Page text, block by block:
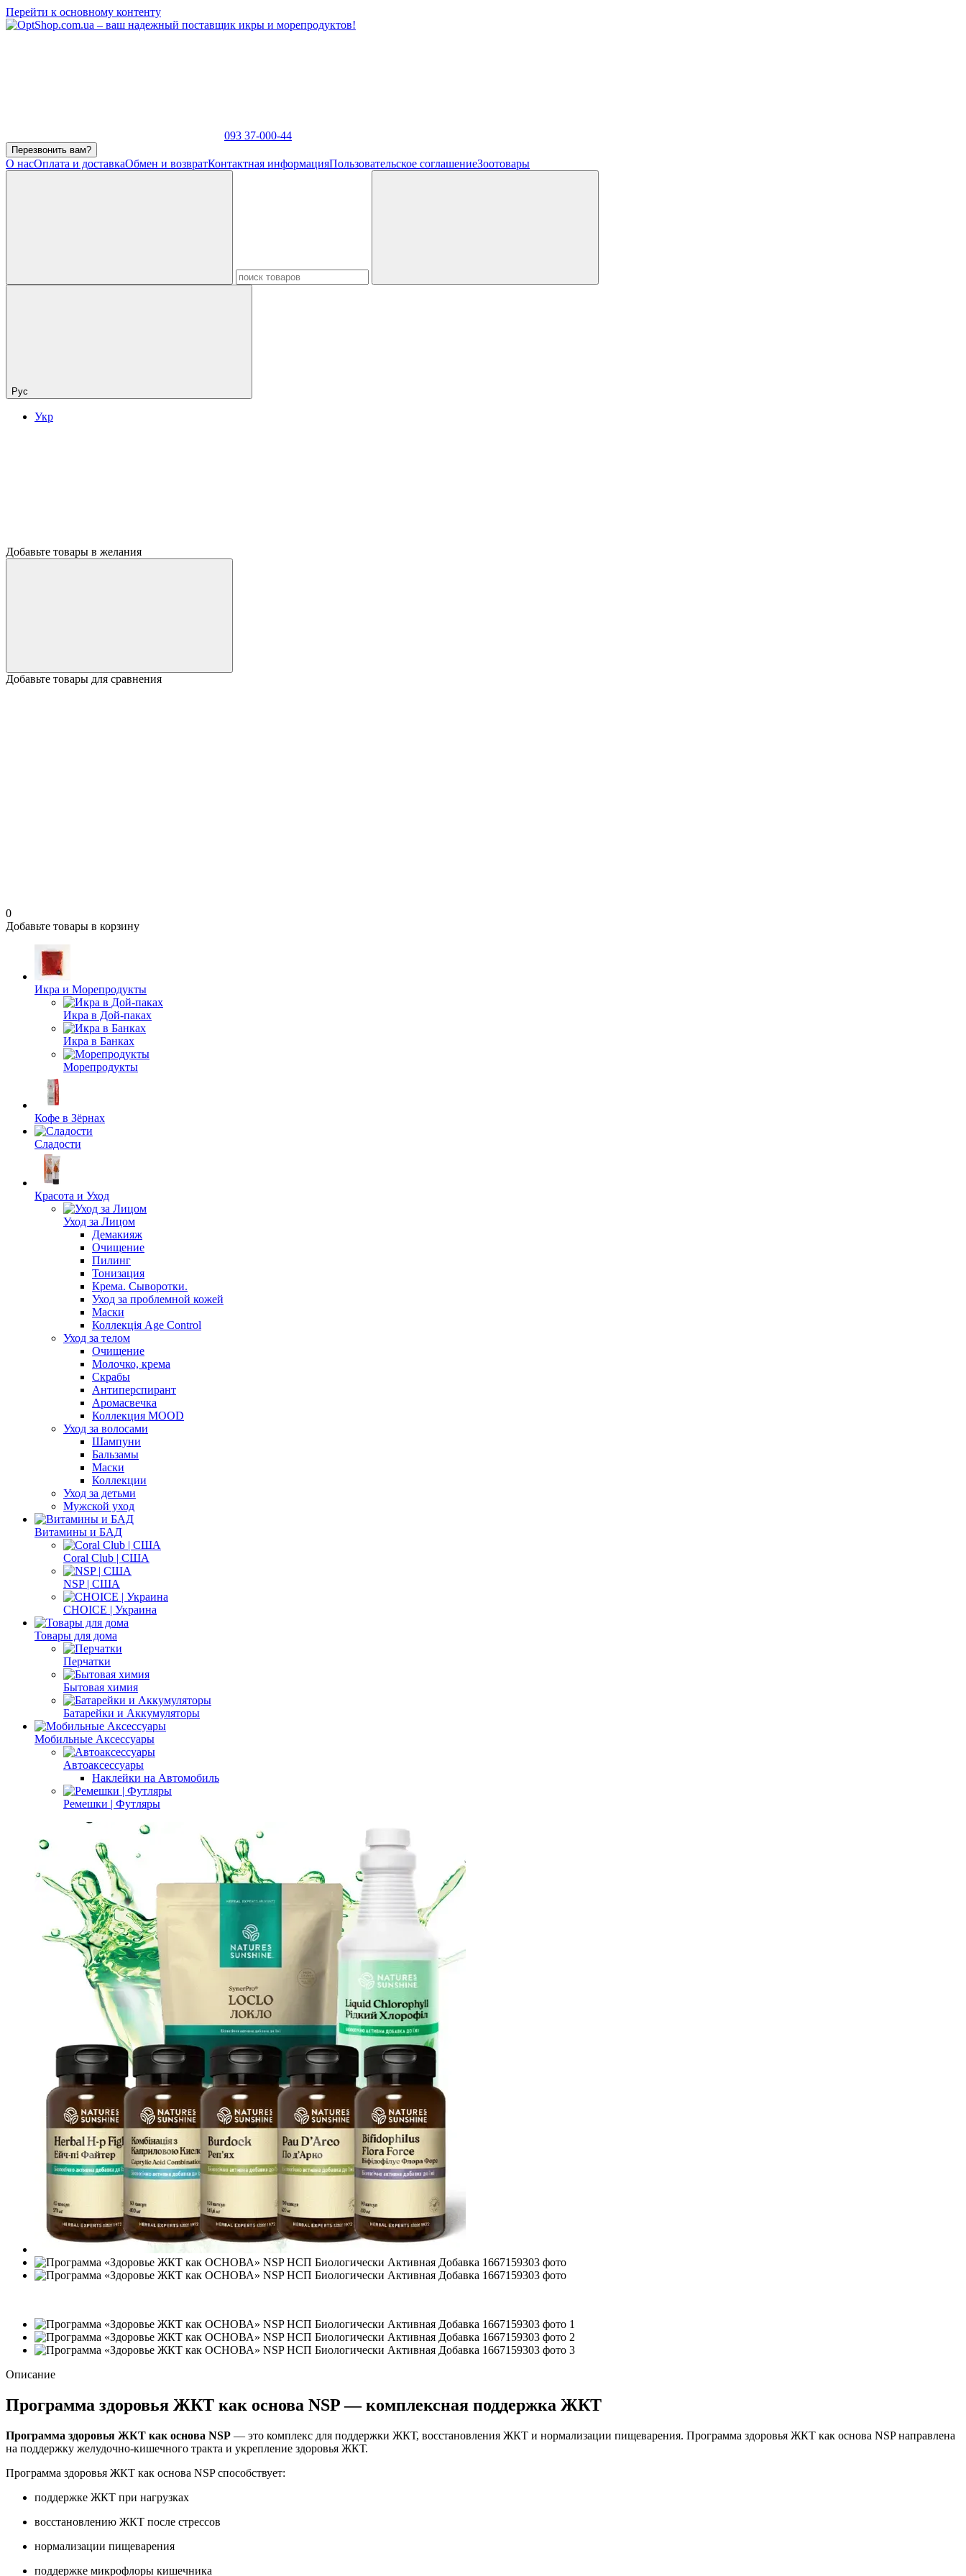
Перейти к основному контенту
093 37-000-44
Перезвонить вам?
О насОплата и доставкаОбмен и возвратКонтактная информацияПользовательское соглашениеЗоотовары
Рус
Укр
Добавьте товары в желания
Добавьте товары для сравнения
0
Добавьте товары в корзину
Икра и Морепродукты
Икра в Дой-паках
Икра в Банках
Морепродукты
Кофе в Зёрнах
Сладости
Красота и Уход
Уход за Лицом
Демакияж
Очищение
Пилинг
Тонизация
Крема. Сыворотки.
Уход за проблемной кожей
Маски
Коллекція Age Control
Уход за телом
Очищение
Молочко, крема
Скрабы
Антиперспирант
Аромасвечка
Коллекция MOOD
Уход за волосами
Шампуни
Бальзамы
Маски
Коллекции
Уход за детьми
Мужской уход
Витамины и БАД
Coral Club | США
NSP | США
CHOICE | Украина
Товары для дома
Перчатки
Бытовая химия
Батарейки и Аккумуляторы
Мобильные Аксессуары
Автоаксессуары
Наклейки на Автомобиль
Ремешки | Футляры
Описание
Программа здоровья ЖКТ как основа NSP — комплексная поддержка ЖКТ
Программа здоровья ЖКТ как основа NSP — это комплекс для поддержки ЖКТ, восстановления ЖКТ и нормализации пищеварения. Программа здоровья ЖКТ как основа NSP направлена
на поддержку желудочно-кишечного тракта и укрепление здоровья ЖКТ.
Программа здоровья ЖКТ как основа NSP способствует:
поддержке ЖКТ при нагрузках
восстановлению ЖКТ после стрессов
нормализации пищеварения
поддержке микрофлоры кишечника